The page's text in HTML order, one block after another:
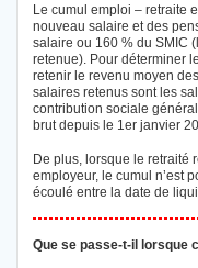
Le cumul emploi – retraite
nouveau salaire et des
salaire ou 160 % du SMIC
retenue). Pour déterminer
retenir le revenu moyen
salaires retenus sont les
contribution sociale
brut depuis le 1er janvier
De plus, lorsque le retraité
employeur, le cumul n’est
écoulé entre la date de
Que se passe-t-il lorsque